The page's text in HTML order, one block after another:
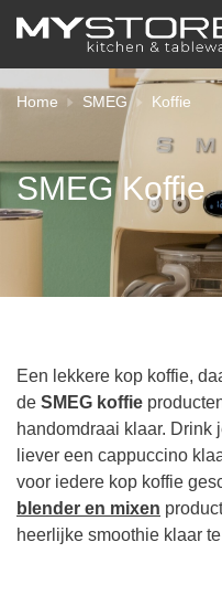
Home SMEG Koffie
SMEG Koffie
Een lekkere kop koffie,
de SMEG koffie
handomdraai klaar. Drink
liever een cappuccino
voor iedere kop koffie
blender en mixen
heerlijke smoothie klaar